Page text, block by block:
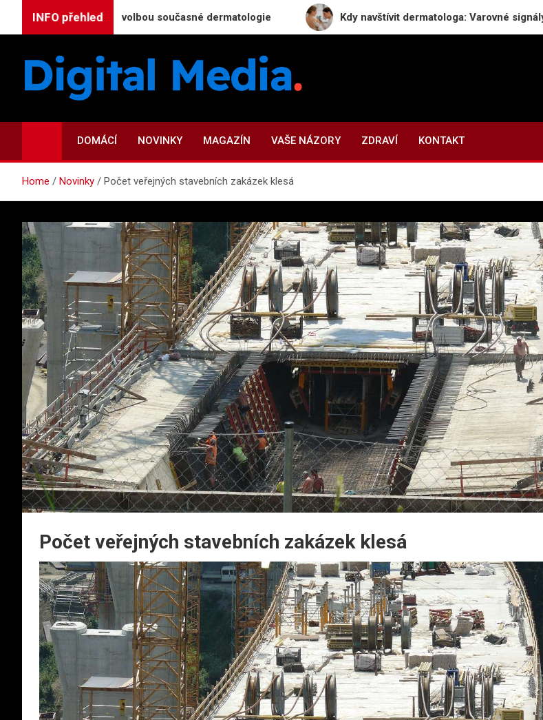
INFO přehledvolbou současné dermatologie Kdy navštívit dermatologa: Varovné signály, které
Digital-Media.cz
DOMÁCÍ NOVINKY MAGAZÍN VAŠE NÁZORY ZDRAVÍ KONTAKT
Home Novinky Počet veřejných stavebních zakázek klesá
Počet veřejných stavebních zakázek klesá